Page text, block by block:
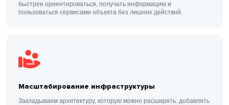
быстрее ориентироваться, получать информацию и
пользоваться сервисами объекта без лишних действий.
Масштабирование инфраструктуры
Закладываем архитектуру, которую можно расширять: добавлять